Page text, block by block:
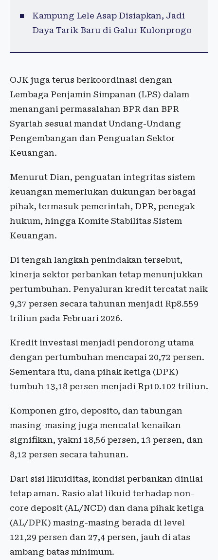
Kampung Lele Asap Disiapkan, Jadi
Daya Tarik Baru di Galur Kulonprogo
OJK juga terus berkoordinasi dengan
Lembaga Penjamin Simpanan (LPS) dalam
menangani permasalahan BPR dan BPR
Syariah sesuai mandat Undang-Undang
Pengembangan dan Penguatan Sektor
Keuangan.
Menurut Dian, penguatan integritas sistem
keuangan memerlukan dukungan berbagai
pihak, termasuk pemerintah, DPR, penegak
hukum, hingga Komite Stabilitas Sistem
Keuangan.
Di tengah langkah penindakan tersebut,
kinerja sektor perbankan tetap menunjukkan
pertumbuhan. Penyaluran kredit tercatat naik
9,37 persen secara tahunan menjadi Rp8.559
triliun pada Februari 2026.
Kredit investasi menjadi pendorong utama
dengan pertumbuhan mencapai 20,72 persen.
Sementara itu, dana pihak ketiga (DPK)
tumbuh 13,18 persen menjadi Rp10.102 triliun.
Komponen giro, deposito, dan tabungan
masing-masing juga mencatat kenaikan
signifikan, yakni 18,56 persen, 13 persen, dan
8,12 persen secara tahunan.
Dari sisi likuiditas, kondisi perbankan dinilai
tetap aman. Rasio alat likuid terhadap non-
core deposit (AL/NCD) dan dana pihak ketiga
(AL/DPK) masing-masing berada di level
121,29 persen dan 27,4 persen, jauh di atas
ambang batas minimum.